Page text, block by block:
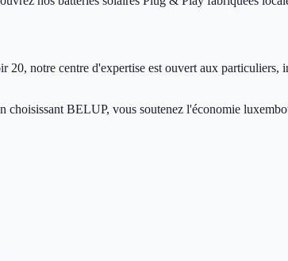
notre centre d'expertise est ouvert aux particuliers,
BELUP, vous soutenez l'économie